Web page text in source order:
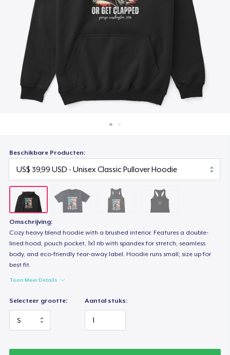
Beschikbare Producten:
Omschrijving:
Cozy heavy blend hoodie with a brushed interior. Features a double-
lined hood, pouch pocket, 1x1 rib with spandex for stretch, seamless
body, and eco-friendly tear-away label. Hoodie runs small; size up for
best fit.
Toon Meer Details
Selecteer grootte: Aantal stuks:
Women's Flowy Tank Top